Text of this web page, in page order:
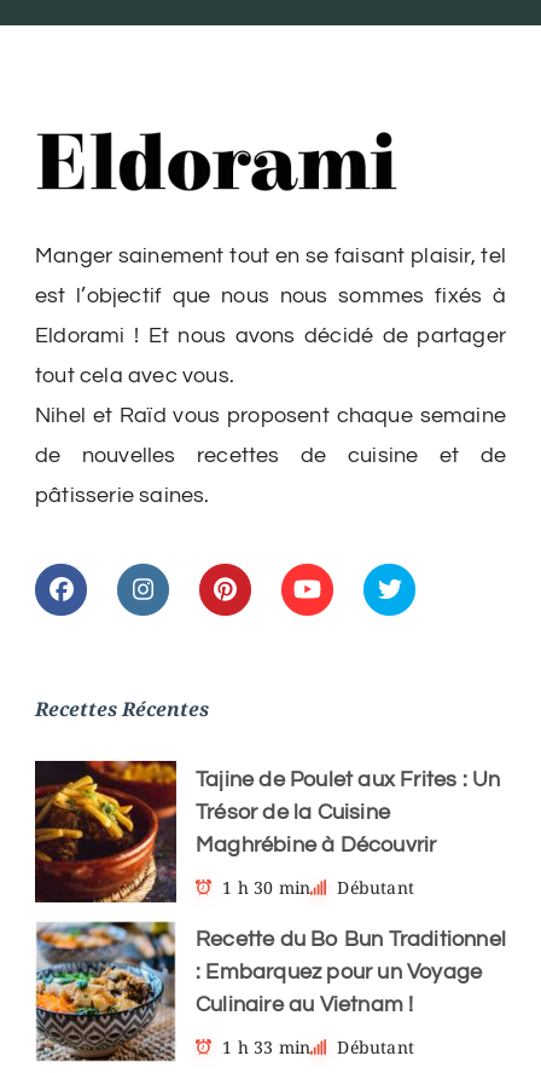
Manger sainement tout en se faisant plaisir, tel
est l’objectif que nous nous sommes fixés à
Eldorami ! Et nous avons décidé de partager
tout cela avec vous.
Nihel et Raïd vous proposent chaque semaine
de nouvelles recettes de cuisine et de
pâtisserie saines.
Recettes Récentes
Tajine de Poulet aux Frites : Un
Trésor de la Cuisine
Maghrébine à Découvrir
1 h 30 min
Débutant
Recette du Bo Bun Traditionnel
: Embarquez pour un Voyage
Culinaire au Vietnam !
1 h 33 min
Débutant